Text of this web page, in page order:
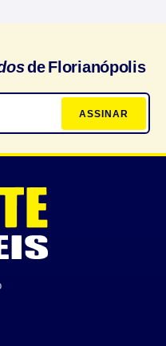
de Florianópolis
ASSINAR